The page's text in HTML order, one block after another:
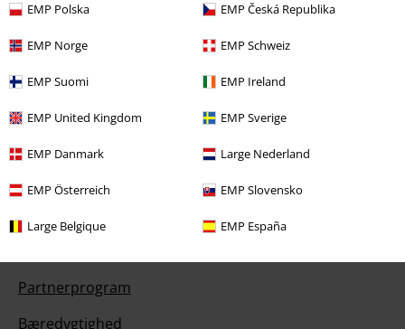
EMP Polska EMP Česká Republika
EMP Norge EMP Schweiz
EMP Suomi EMP Ireland
EMP United Kingdom EMP Sverige
EMP Danmark Large Nederland
EMP Österreich EMP Slovensko
Large Belgique EMP España
Til dig
Konkurrencer
Bestil EMP-gavekort
EMP Studenterrabat
EMP Backstage Club
Partnerprogram
Bæredygtighed